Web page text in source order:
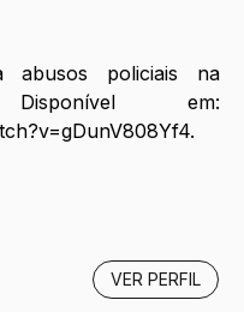
abusos policiais na
.
VER PERFIL